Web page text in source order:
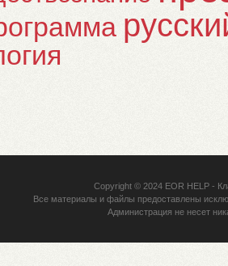
Copyright © 2024 EOR HELP-
Все материалы и файлы предоставлены
Администрация не несет